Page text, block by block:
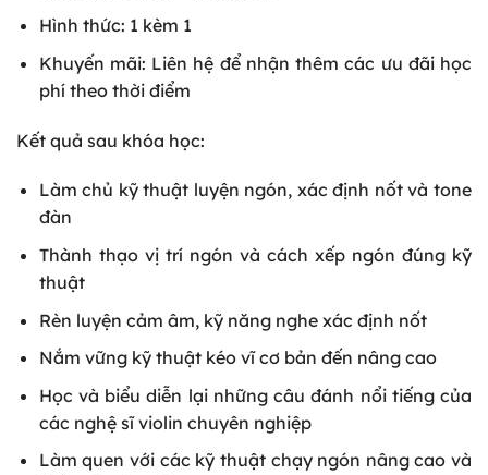
Hình thức: 1 kèm 1
Khuyến mãi: Liên hệ để nhận thêm các ưu đãi học
phí theo thời điểm
Kết quả sau khóa học:
Làm chủ kỹ thuật luyện ngón, xác định nốt và tone
đàn
Thành thạo vị trí ngón và cách xếp ngón đúng kỹ
thuật
Rèn luyện cảm âm, kỹ năng nghe xác định nốt
Nắm vững kỹ thuật kéo vĩ cơ bản đến nâng cao
Học và biểu diễn lại những câu đánh nổi tiếng của
các nghệ sĩ violin chuyên nghiệp
Làm quen với các kỹ thuật chạy ngón nâng cao và